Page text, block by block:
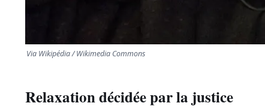
Via Wikipédia / Wikimedia Commons
Relaxation décidée par la justice